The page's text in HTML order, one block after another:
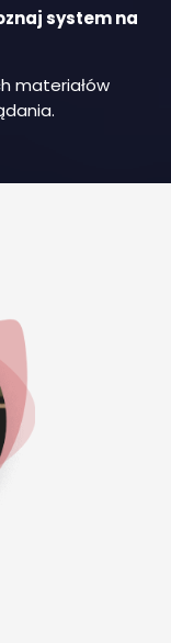
system na
materiałów